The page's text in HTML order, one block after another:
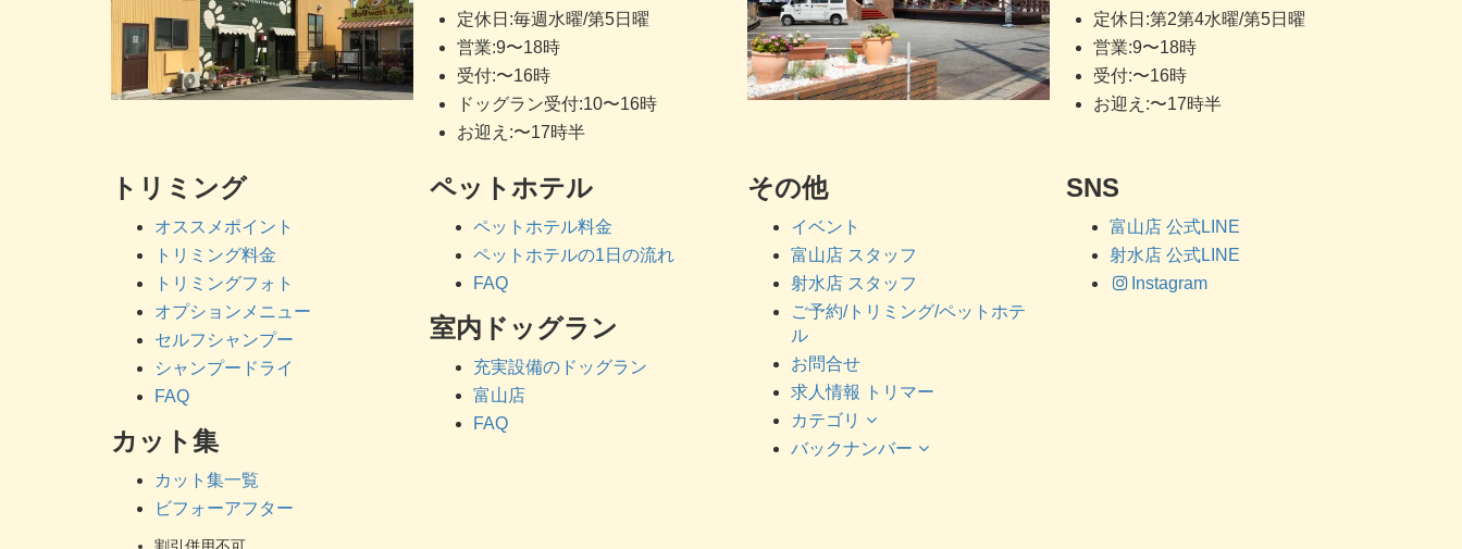
定休日:毎週水曜/第5日曜
営業:9〜18時
受付:〜16時
ドッグラン受付:10〜16時
お迎え:〜17時半
定休日:第2第4水曜/第5日曜
営業:9〜18時
受付:〜16時
お迎え:〜17時半
トリミング
オススメポイント
トリミング料金
トリミングフォト
オプションメニュー
セルフシャンプー
シャンプードライ
FAQ
カット集
カット集一覧
ビフォーアフター
ペットホテル
ペットホテル料金
ペットホテルの1日の流れ
FAQ
室内ドッグラン
充実設備のドッグラン
富山店
FAQ
その他
イベント
富山店 スタッフ
射水店 スタッフ
ご予約/トリミング/ペットホテ
ル
お問合せ
求人情報 トリマー
カテゴリ
バックナンバー
SNS
富山店 公式LINE
射水店 公式LINE
Instagram